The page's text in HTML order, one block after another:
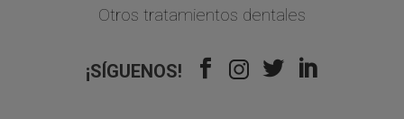
Otros tratamientos dentales
¡SÍGUENOS!